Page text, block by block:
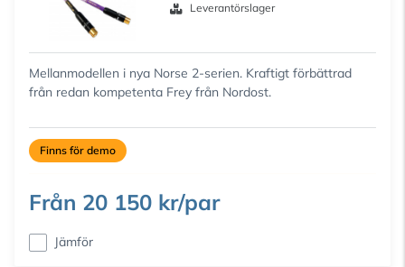
Leverantörslager
Mellanmodellen i nya Norse 2-serien. Kraftigt förbättrad
från redan kompetenta Frey från Nordost.
Finns för demo
Från 20 150 kr/par
Jämför